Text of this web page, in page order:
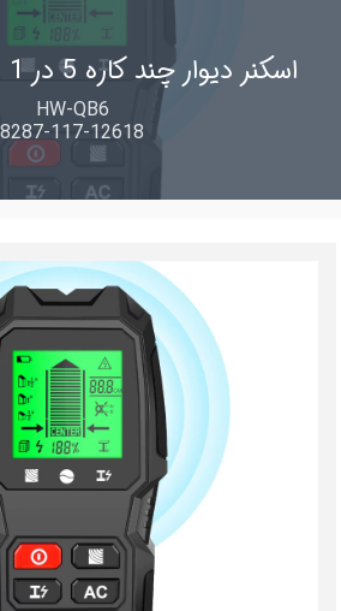
اسکنر دیوار چند کاره 5 در 1 مدل HW-QB6
HW-QB6
8287-117-12618